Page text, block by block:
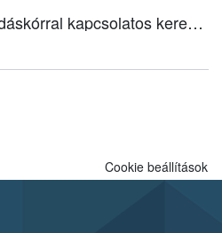
A bőrcsomósodáskórral kapcsolatos kereskedelmi tudnivalók
Cookie beállítások